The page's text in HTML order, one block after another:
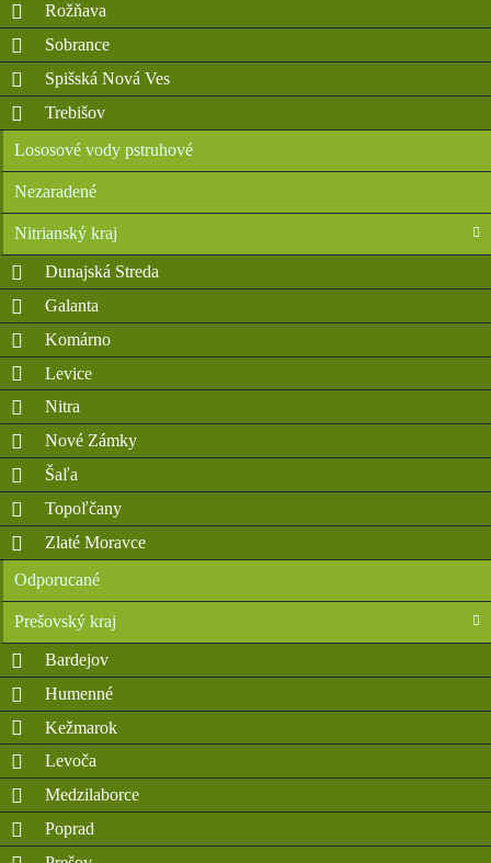
Rožňava
Sobrance
Spišská Nová Ves
Trebišov
Lososové vody pstruhové
Nezaradené
Nitrianský kraj
Dunajská Streda
Galanta
Komárno
Levice
Nitra
Nové Zámky
Šaľa
Topoľčany
Zlaté Moravce
Odporucané
Prešovský kraj
Bardejov
Humenné
Kežmarok
Levoča
Medzilaborce
Poprad